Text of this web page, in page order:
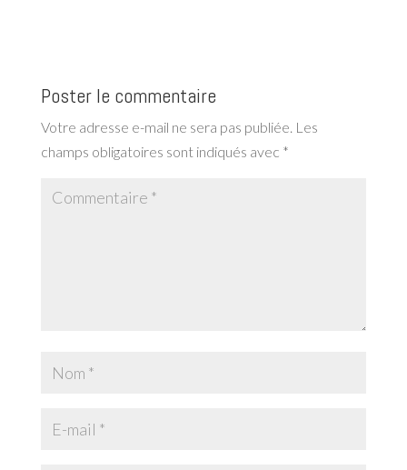
Poster le commentaire
Votre adresse e-mail ne sera pas publiée. Les
champs obligatoires sont indiqués avec *